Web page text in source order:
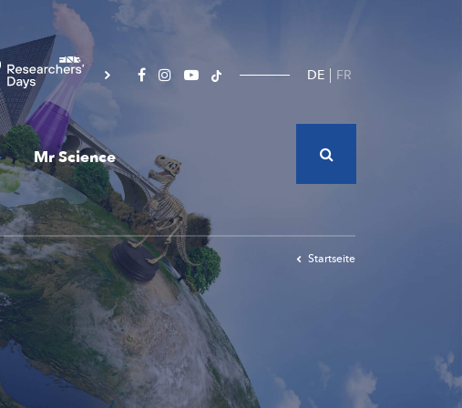
DE FR
Mr Science
Startseite